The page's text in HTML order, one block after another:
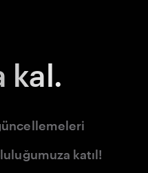
kal.
katıl!